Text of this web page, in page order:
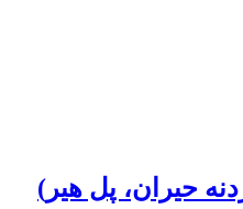
حیران، پل هیر)